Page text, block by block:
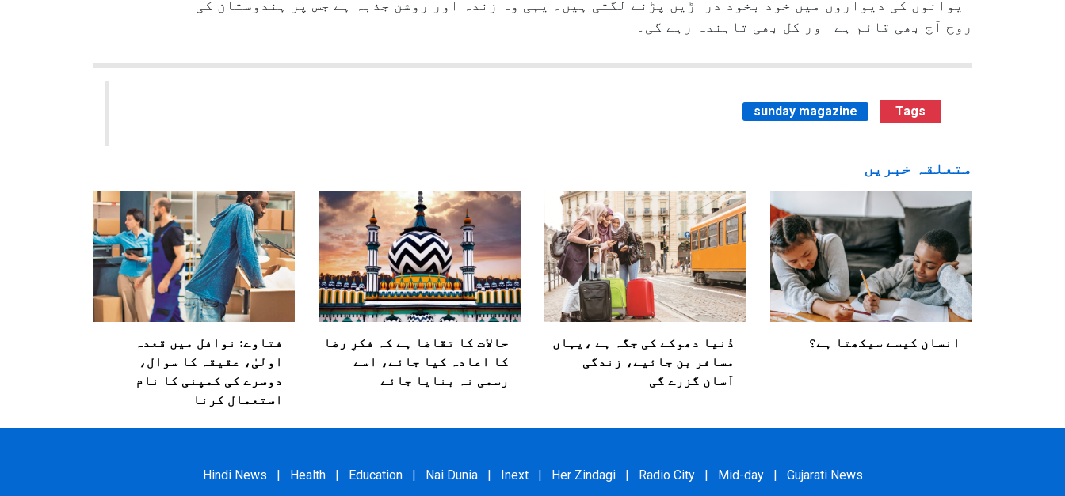
ایوانوں کی دیواروں میں خود بخود دراڑیں پڑنے لگتی ہیں۔ یہی وہ زندہ اور روشن جذبہ ہے جس پر ہندوستان کی
روح آج بھی قائم ہے اور کل بھی تابندہ رہے گی۔
sunday magazine Tags
متعلقہ خبریں
انسان کیسے سیکھتا ہے؟
دُنیا دھوکے کی جگہ ہے ،یہاں
مسافر بن جائیے، زندگی
آسان گزرے گی
حالات کا تقاضا ہے کہ فکرِ رضا
کا اعادہ کیا جائے، اسے
رسمی نہ بنایا جائے
فتاوے: نوافل میں قعدہ
اولیٰ، عقیقہ کا سوال،
دوسرے کی کمپنی کا نام
استعمال کرنا
Hindi News | Health | Education | Nai Dunia | Inext | Her Zindagi | Radio City | Mid-day | Gujarati News